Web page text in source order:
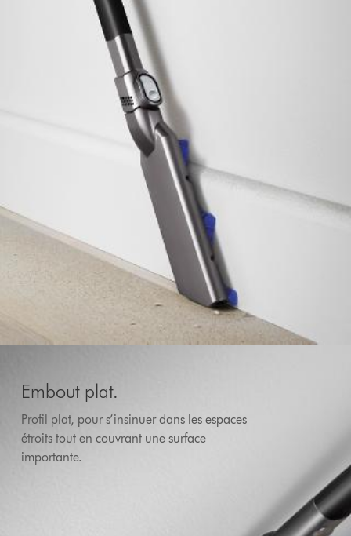
Embout plat.
Profil plat, pour s’insinuer dans les espaces
étroits tout en couvrant une surface
importante.